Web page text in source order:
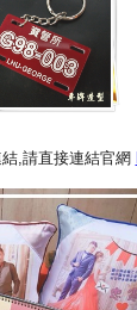
,請直接連結官網